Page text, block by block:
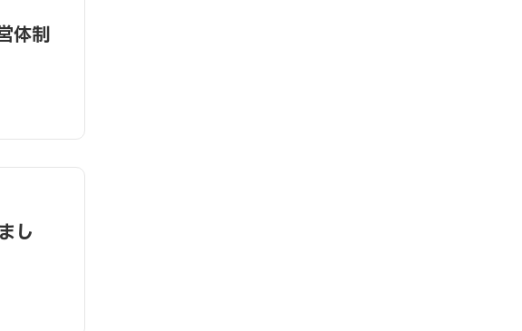
体制
し